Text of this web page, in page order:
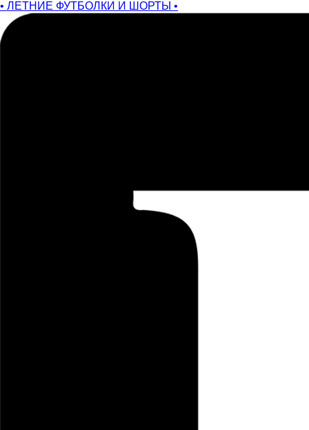
• ЛЕТНИЕ ФУТБОЛКИ И ШОРТЫ •